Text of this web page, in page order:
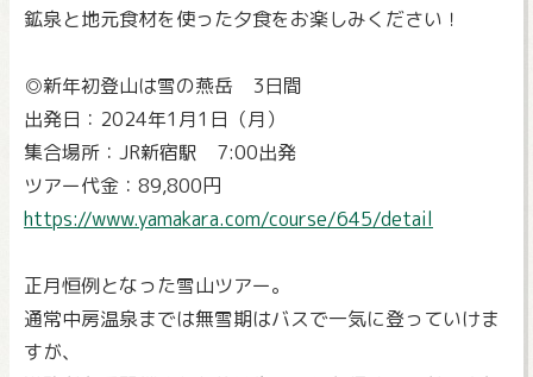
鉱泉と地元食材を使った夕食をお楽しみください！
◎新年初登山は雪の燕岳 3日間
出発日：2024年1月1日（月）
集合場所：JR新宿駅 7:00出発
ツアー代金：89,800円
https://www.yamakara.com/course/645/detail
正月恒例となった雪山ツアー。
通常中房温泉までは無雪期はバスで一気に登っていけま
すが、